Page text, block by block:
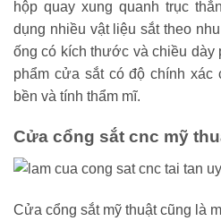
hộp quay xung quanh trục
dụng nhiều vật liệu sắt theo
ống có kích thước và chiều dày
phẩm cửa sắt có độ chính xác
bền và tính thẩm mĩ.
Cửa cổng sắt cnc mỹ
Cửa cổng sắt mỹ thuật cũng là